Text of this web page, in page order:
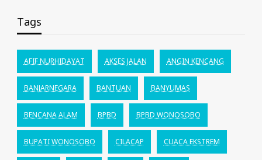
Tags
AFIF NURHIDAYAT AKSES JALAN ANGIN KENCANG
BANJARNEGARA BANTUAN BANYUMAS
BENCANA ALAM BPBD BPBD WONOSOBO
BUPATI WONOSOBO CILACAP CUACA EKSTREM